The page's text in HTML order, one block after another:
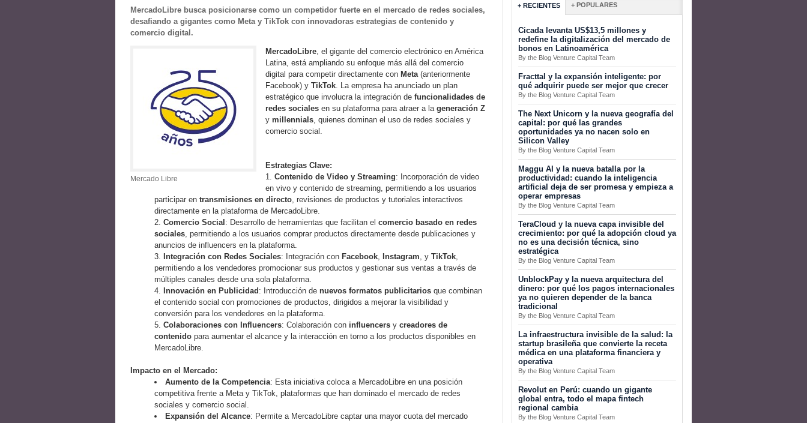
MercadoLibre busca posicionarse como un competidor fuerte en el mercado de redes sociales,
desafiando a gigantes como Meta y TikTok con innovadoras estrategias de contenido y
comercio digital.
Mercado Libre
MercadoLibre, el gigante del comercio electrónico en América
Latina, está ampliando su enfoque más allá del comercio
digital para competir directamente con Meta(anteriormente
Facebook) y TikTok. La empresa ha anunciado un plan
estratégico que involucra la integración de funcionalidades de
redes sociales en su plataforma para atraer a la generación Z
y millennials, quienes dominan el uso de redes sociales y
comercio social.
Estrategias Clave:
Contenido de Video y Streaming: Incorporación de video
en vivo y contenido de streaming, permitiendo a los usuarios
participar en transmisiones en directo, revisiones de productos y tutoriales interactivos
directamente en la plataforma de MercadoLibre.
Comercio Social : Desarrollo de herramientas que facilitan el comercio basado en redes
sociales, permitiendo a los usuarios comprar productos directamente desde publicaciones y
anuncios de influencers en la plataforma.
Integración con Redes Sociales: Integración con Facebook, Instagram, y TikTok,
permitiendo a los vendedores promocionar sus productos y gestionar sus ventas a través de
múltiples canales desde una sola plataforma.
Innovación en Publicidad : Introducción de nuevos formatos publicitarios que combinan
el contenido social con promociones de productos, dirigidos a mejorar la visibilidad y
conversión para los vendedores en la plataforma.
Colaboraciones con Influencers: Colaboración con influencers y creadores de
contenido para aumentar el alcance y la interacción en torno a los productos disponibles en
MercadoLibre.
Impacto en el Mercado:
Aumento de la Competencia: Esta iniciativa coloca a MercadoLibre en una posición
competitiva frente a Meta y TikTok, plataformas que han dominado el mercado de redes
sociales y comercio social.
Expansión del Alcance: Permite a MercadoLibre captar una mayor cuota del mercado
+ RECIENTES + POPULARES
Cicada levanta US$13,5 millones y
redefine la digitalización del mercado de
bonos en Latinoamérica
By the Blog Venture Capital Team
Fracttal y la expansión inteligente: por
qué adquirir puede ser mejor que crecer
By the Blog Venture Capital Team
The Next Unicorn y la nueva geografía del
capital: por qué las grandes
oportunidades ya no nacen solo en
Silicon Valley
By the Blog Venture Capital Team
Maggu AI y la nueva batalla por la
productividad: cuando la inteligencia
artificial deja de ser promesa y empieza a
operar empresas
By the Blog Venture Capital Team
TeraCloud y la nueva capa invisible del
crecimiento: por qué la adopción cloud ya
no es una decisión técnica, sino
estratégica
By the Blog Venture Capital Team
UnblockPay y la nueva arquitectura del
dinero: por qué los pagos internacionales
ya no quieren depender de la banca
tradicional
By the Blog Venture Capital Team
La infraestructura invisible de la salud: la
startup brasileña que convierte la receta
médica en una plataforma financiera y
operativa
By the Blog Venture Capital Team
Revolut en Perú: cuando un gigante
global entra, todo el mapa fintech
regional cambia
By the Blog Venture Capital Team